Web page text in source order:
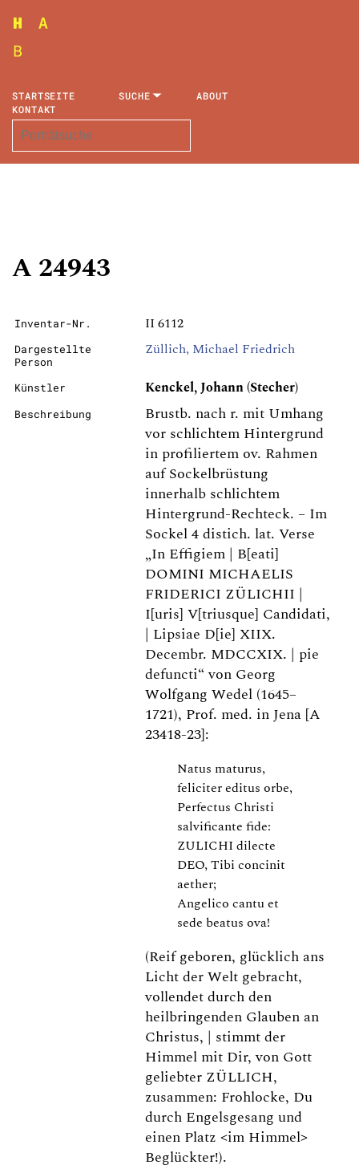
STARTSEITE SUCHE
ABOUT
KONTAKT
A 24943
Inventar-Nr. II 6112
Dargestellte
Person
Züllich, Michael Friedrich
Künstler Kenckel, Johann (Stecher)
Beschreibung
Brustb. nach r. mit Umhang
vor schlichtem Hintergrund
in profiliertem ov. Rahmen
auf Sockelbrüstung
innerhalb schlichtem
Hintergrund-Rechteck. – Im
Sockel 4 distich. lat. Verse
„In Effigiem | B[eati]
DOMINI MICHAELIS
FRIDERICI ZÜLICHII |
I[uris] V[triusque] Candidati,
| Lipsiae D[ie] XIIX.
Decembr. MDCCXIX. | pie
defuncti“ von Georg
Wolfgang Wedel (1645–
1721), Prof. med. in Jena [A
23418-23]:
Natus maturus,
feliciter editus orbe,
Perfectus Christi
salvificante fide:
ZULICHI dilecte
DEO, Tibi concinit
aether;
Angelico cantu et
sede beatus ova!
(Reif geboren, glücklich ans
Licht der Welt gebracht,
vollendet durch den
heilbringenden Glauben an
Christus, | stimmt der
Himmel mit Dir, von Gott
geliebter ZÜLLICH,
zusammen: Frohlocke, Du
durch Engelsgesang und
einen Platz <im Himmel>
Beglückter!).